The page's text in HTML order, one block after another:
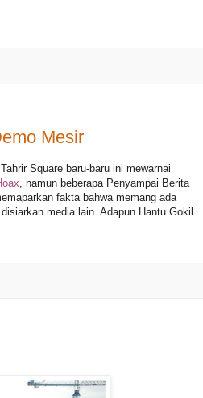
Mesir
Square baru-baru ini mewarnai
, namun beberapa Penyampai Berita
fakta bahwa memang ada
media lain. Adapun Hantu Gokil